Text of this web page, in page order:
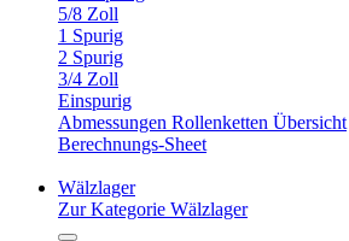
5/8 Zoll
1 Spurig
2 Spurig
3/4 Zoll
Einspurig
Abmessungen Rollenketten Übersicht
Berechnungs-Sheet
Wälzlager
Zur Kategorie Wälzlager